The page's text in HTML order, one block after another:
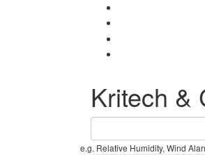
Kritech &
e.g. Relative Humidity, Wind